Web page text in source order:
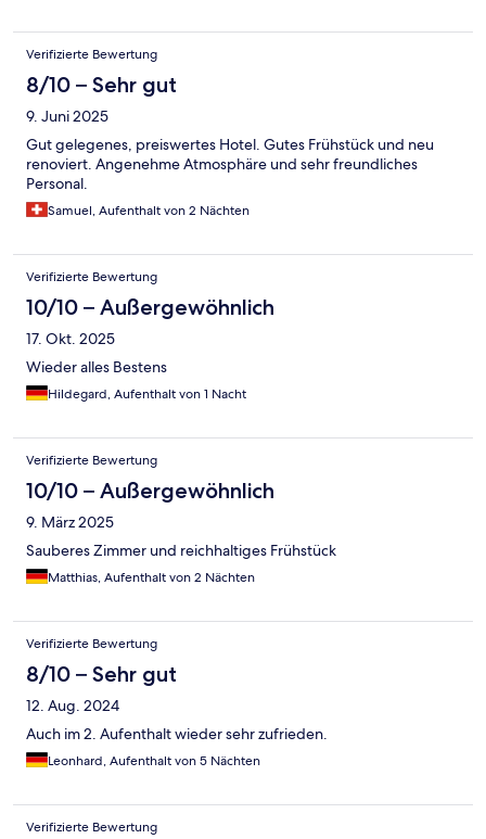
Verifizierte Bewertung
8/10 – Sehr gut
9. Juni 2025
Gut gelegenes, preiswertes Hotel. Gutes Frühstück und neu
renoviert. Angenehme Atmosphäre und sehr freundliches
Personal.
Samuel, Aufenthalt von 2 Nächten
Verifizierte Bewertung
10/10 – Außergewöhnlich
17. Okt. 2025
Wieder alles Bestens
Hildegard, Aufenthalt von 1 Nacht
Verifizierte Bewertung
10/10 – Außergewöhnlich
9. März 2025
Sauberes Zimmer und reichhaltiges Frühstück
Matthias, Aufenthalt von 2 Nächten
Verifizierte Bewertung
8/10 – Sehr gut
12. Aug. 2024
Auch im 2. Aufenthalt wieder sehr zufrieden.
Leonhard, Aufenthalt von 5 Nächten
Verifizierte Bewertung